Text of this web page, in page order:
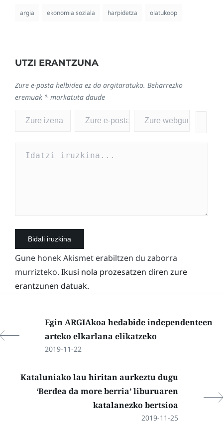
argia ekonomia soziala harpidetza olatukoop
UTZI ERANTZUNA
Zure e-posta helbidea ez da argitaratuko. Beharrezko
eremuak * markatuta daude
Gune honek Akismet erabiltzen du zaborra
murrizteko. Ikusi nola prozesatzen diren zure
erantzunen datuak.
Egin ARGIAkoa hedabide independenteen
arteko elkarlana elikatzeko
2019-11-22
Kataluniako lau hiritan aurkeztu dugu
‘Berdea da more berria’ liburuaren
katalanezko bertsioa
2019-11-25